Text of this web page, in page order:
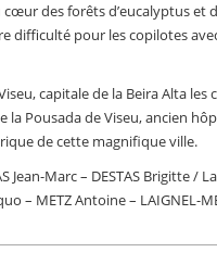
des forêts d’eucalyptus et
difficulté pour les copilotes
capitale de la Beira Alta
la Pousada de Viseu, ancien
de cette magnifique ville.
Jean-Marc – DESTAS Brigitte /
– METZ Antoine – LAIGNEL-